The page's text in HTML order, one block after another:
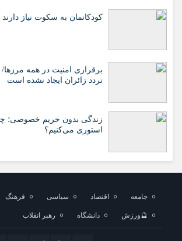
کودکانمان به سکوت نیاز دارند
برقراری امنیت در همه مرزها/
تردد زائران ایجاد نشده است
زندگی بدون حریم خصوصی؛
استوری می‌کنیم؟
جامعه اقتصاد سیاسی فرهنگ
🔮ورزش دانشگاه رهبر انقلاب